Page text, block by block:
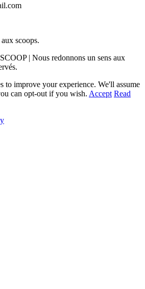
scoops.
| Nous redonnons un sens aux
to improve your experience. We'll assume
can opt-out if you wish. Accept Read